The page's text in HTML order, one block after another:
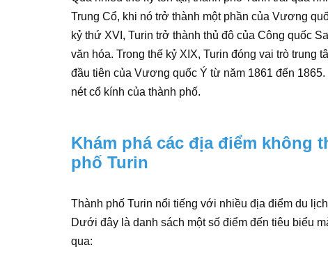
Trung Cổ, khi nó trở thành một phần của Vương
kỷ thứ XVI, Turin trở thành thủ đô của Công quốc
văn hóa. Trong thế kỷ XIX, Turin đóng vai trò trung
đầu tiên của Vương quốc Ý từ năm 1861 đến
nét cổ kính của thành phố.
Khám phá các địa điểm không
phố Turin
Thành phố Turin nổi tiếng với nhiều địa điểm du
Dưới đây là danh sách một số điểm đến tiêu biểu
qua: